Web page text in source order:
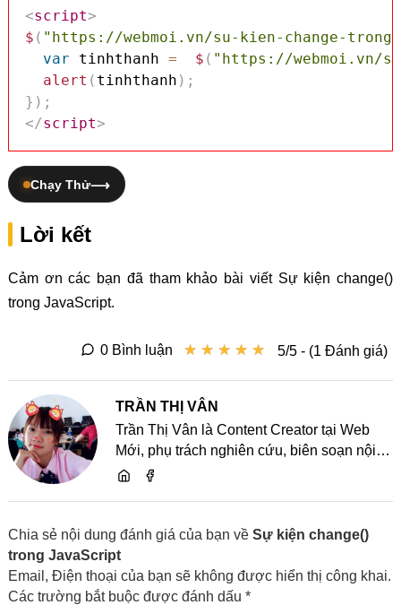
<script>
$ ( "https://webmoi.vn/su-kien-change-
var tinhthanh = $ ( "https://webmoi.vn/
alert ( tinhthanh ) ;
} ) ;
</script>
Chạy Thử
Lời kết
Cảm ơn các bạn đã tham khảo bài viết Sự kiện change()
trong JavaScript.
★ ★ ★ ★ ★
★ ★ ★ ★ ★ 5/5 - (1 Đánh giá)
0 Bình luận
TRẦN THỊ VÂN
Trần Thị Vân là Content Creator tại Web
Mới, phụ trách nghiên cứu, biên soạn nội
dung và chia sẻ kiến thức về website, SEO,
Chia sẻ nội dung đánh giá của bạn về Sự kiện change()
trong JavaScript
Email, Điện thoại của bạn sẽ không được hiển thị công khai.
Các trường bắt buộc được đánh dấu *